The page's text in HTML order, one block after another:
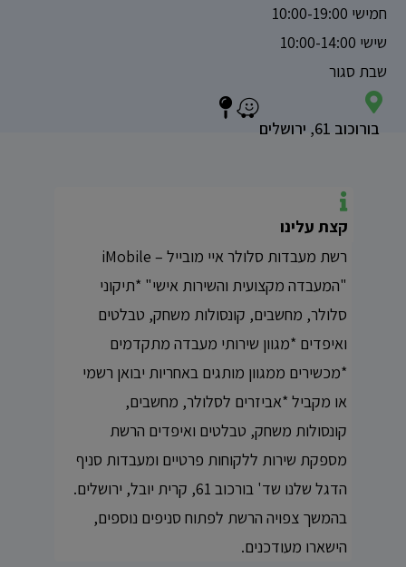
חמישי 10:00-19:00
שישי 10:00-14:00
שבת סגור
בורוכוב 61, ירושלים
קצת עלינו
רשת מעבדות סלולר איי מובייל – iMobile
"המעבדה מקצועית והשירות אישי" *תיקוני
סלולר, מחשבים, קונסולות משחק, טבלטים
ואיפדים *מגוון שירותי מעבדה מתקדמים
*מכשירים ממגוון מותגים באחריות יבואן רשמי
או מקביל *אביזרים לסלולר, מחשבים,
קונסולות משחק, טבלטים ואיפדים הרשת
מספקת שירות ללקוחות פרטיים ומעבדות סניף
הדגל שלנו שד' בורכוב 61, קרית יובל, ירושלים.
בהמשך צפויה הרשת לפתוח סניפים נוספים,
הישארו מעודכנים.